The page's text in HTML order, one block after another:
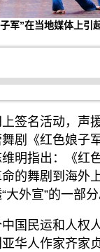
军”在当地媒体上引
签名活动，声
剧《红色娘子
明指出：《红
的舞剧到海外
外宣”的一部分
国民运和人权
华人作家齐家